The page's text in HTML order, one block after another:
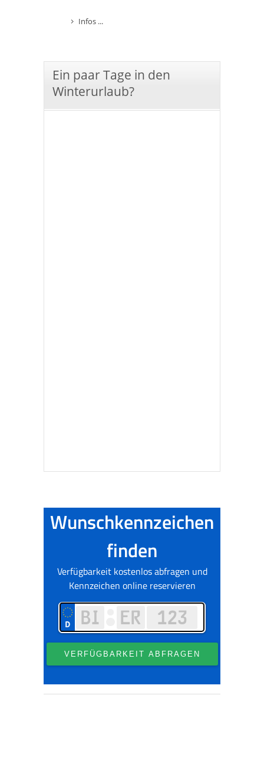
Infos ...
Ein paar Tage in den
Winterurlaub?